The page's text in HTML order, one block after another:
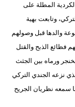
المطلة على
وتابعت بهية
والدها قبل وصولهم
فظائع الذبح والقتل
ورماه بين الجثث
نزعه الجندي التركي
سمعه نظريان الجريح